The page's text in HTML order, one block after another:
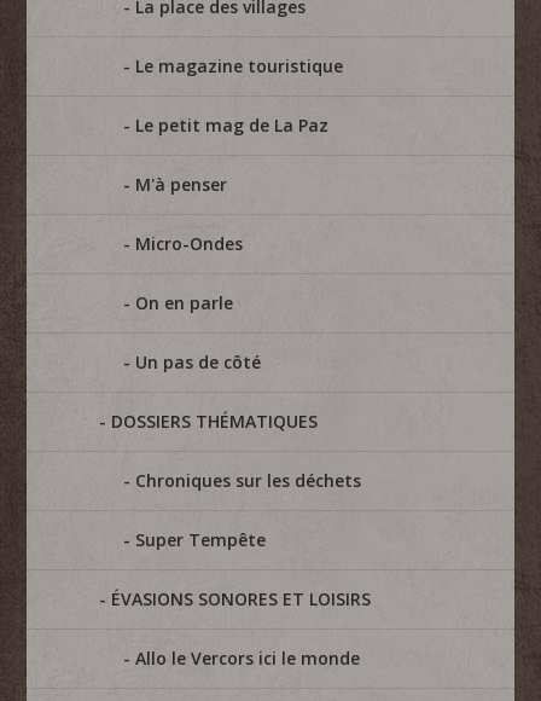
La place des villages
Le magazine touristique
Le petit mag de La Paz
M'à penser
Micro-Ondes
On en parle
Un pas de côté
DOSSIERS THÉMATIQUES
Chroniques sur les déchets
Super Tempête
ÉVASIONS SONORES ET LOISIRS
Allo le Vercors ici le monde